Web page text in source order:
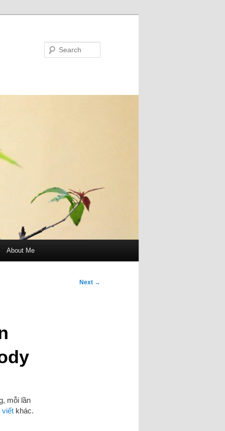
About Me
Next →
mỗi lần
viếtkhác.